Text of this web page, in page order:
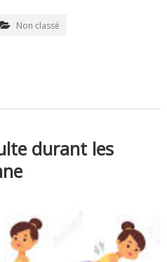
Non classé
durant les